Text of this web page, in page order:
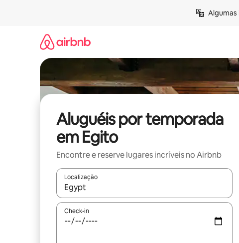
Aluguéis por temporada
em Egito
Encontre e reserve lugares incríveis no Airbnb
Localização
Quando os resultados estiverem disponíveis,
Check-in